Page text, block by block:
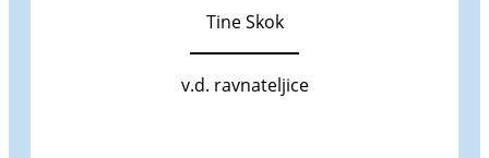
Tine Skok
v.d. ravnateljice